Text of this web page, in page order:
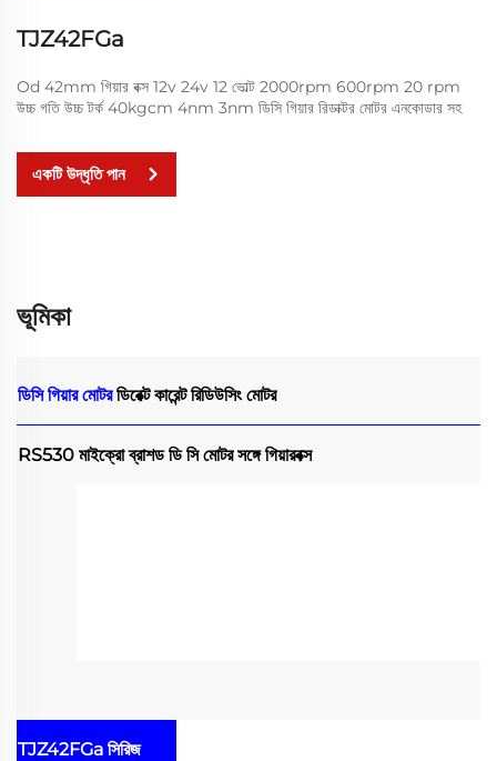
TJZ42FGa
Od 42mm গিয়ার বক্স 12v 24v 12 ভোল্ট 2000rpm 600rpm 20 rpm
উচ্চ গতি উচ্চ টর্ক 40kgcm 4nm 3nm ডিসি গিয়ার রিডাক্টর মোটর এনকোডার সহ
একটি উদ্ধৃতি পান
ভূমিকা
ডিসি গিয়ার মোটরডিরেক্ট কারেন্ট রিডিউসিং মোটর
RS530 মাইক্রো ব্রাশড ডি সি মোটর সঙ্গে গিয়ারবক্স
TJZ42FGa সিরিজ